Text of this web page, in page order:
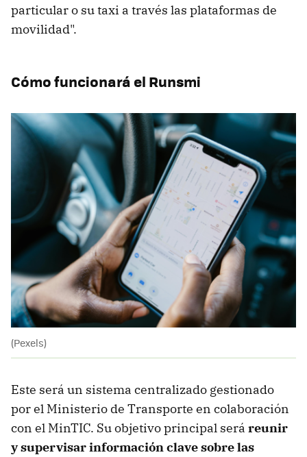
particular o su taxi a través las plataformas de
movilidad".
Cómo funcionará el Runsmi
(Pexels)
Este será un sistema centralizado gestionado
por el Ministerio de Transporte en colaboración
con el MinTIC. Su objetivo principal será reunir
y supervisar información clave sobre las